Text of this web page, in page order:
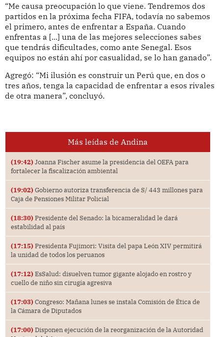
“Me causa preocupación lo que viene. Tendremos dos
partidos en la próxima fecha FIFA, todavía no sabemos
el primero, antes de enfrentar a España. Cuando
enfrentas a [...] una de las mejores selecciones sabes
que tendrás dificultades, como ante Senegal. Esos
equipos no están ahí por casualidad, se lo han ganado”.
Agregó: “Mi ilusión es construir un Perú que, en dos o
tres años, tenga la capacidad de enfrentar a esos rivales
de otra manera”, concluyó.
Más leídas de Andina
(19:42) Joanna Fischer asume la presidencia del OEFA para
fortalecer la fiscalización ambiental
(19:02) Gobierno autoriza transferencia de S/ 443 millones para
Caja de Pensiones Militar Policial
(18:30) Presidente del Senado: la bicameralidad le dará
estabilidad al país
(17:15) Presidenta Fujimori: Visita del papa León XIV permitirá
la unidad de todos los peruanos
(17:12) EsSalud: disuelven tumor gigante alojado en rostro y
cuello de niño sin cirugía agresiva
(17:03) Congreso: Mañana lunes se instala Comisión de Ética de
la Cámara de Diputados
(17:00) Disponen ejecución de la reorganización de la Autoridad